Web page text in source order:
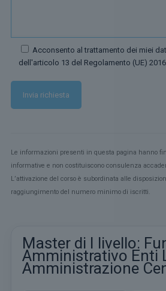
Acconsento al trattamento dei miei
dell'articolo 13 del Regolamento (UE)
Le informazioni presenti in questa pagina hanno
informative e non costituiscono consulenza
L’attivazione del corso è subordinata alle
raggiungimento del numero minimo di iscritti.
Master di I livello:
Amministrativo Enti
Amministrazione